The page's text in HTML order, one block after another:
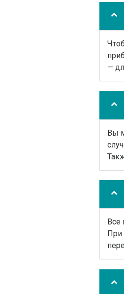
—
Вы
Все
При